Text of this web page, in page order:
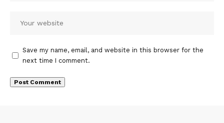
Save my name, email, and website in this browser for the
next time I comment.